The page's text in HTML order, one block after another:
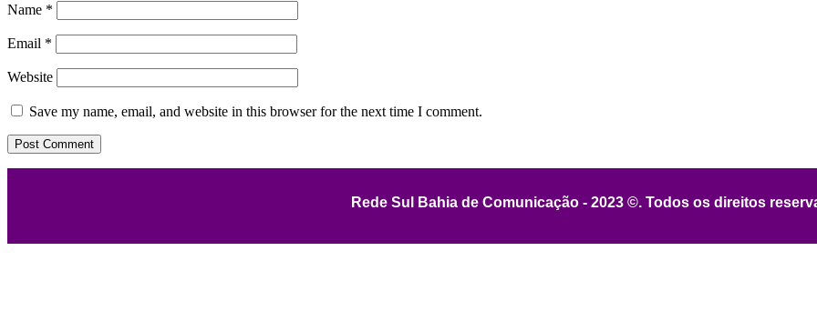
Name *
Email *
Website
Save my name, email, and website in this browser for the next time I comment.
Rede Sul Bahia de Comunicação - 2023 ©. Todos os direitos